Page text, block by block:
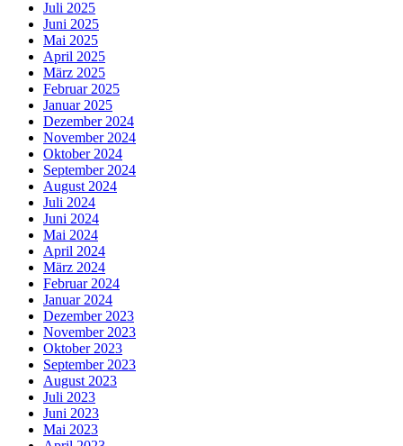
Juli 2025
Juni 2025
Mai 2025
April 2025
März 2025
Februar 2025
Januar 2025
Dezember 2024
November 2024
Oktober 2024
September 2024
August 2024
Juli 2024
Juni 2024
Mai 2024
April 2024
März 2024
Februar 2024
Januar 2024
Dezember 2023
November 2023
Oktober 2023
September 2023
August 2023
Juli 2023
Juni 2023
Mai 2023